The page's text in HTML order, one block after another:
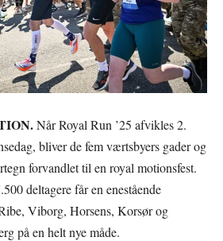
Når Royal Run ’25 afvikles 2.
bliver de fem værtsbyers gader og
forvandlet til en royal motionsfest.
deltagere får en enestående
Viborg, Horsens, Korsør og
på en helt nye måde.